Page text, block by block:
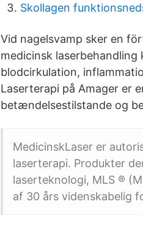
Skollagen
Vid nagelsvamp sker en
medicinsk laserbehandling
blodcirkulation,
Laserterapi på Amager er
betændelsestilstande og
MedicinskLaser er
laserterapi. Produkter
laserteknologi, MLS ®
af 30 års videnskabelig